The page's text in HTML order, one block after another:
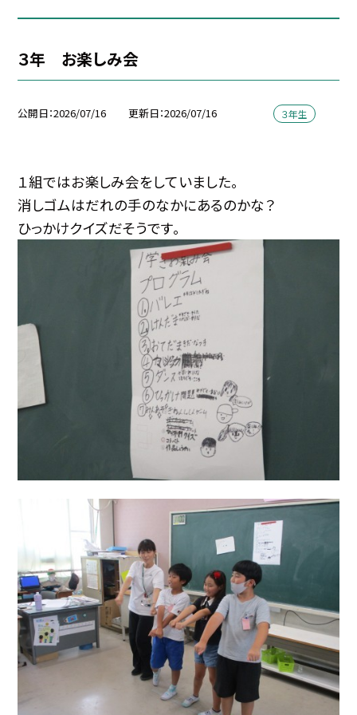
３年 お楽しみ会
公開日 2026/07/16 更新日 2026/07/16 ３年生
１組ではお楽しみ会をしていました。
消しゴムはだれの手のなかにあるのかな？
ひっかけクイズだそうです。